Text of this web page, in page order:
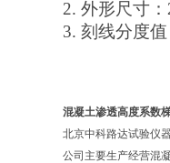
2. 外形尺寸：
3. 刻线分度
混凝土渗透高度系数
北京中科路达试验仪
公司主要生产经营混